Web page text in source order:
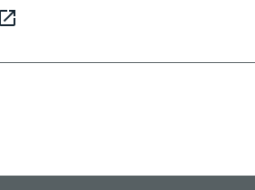
open_in_new